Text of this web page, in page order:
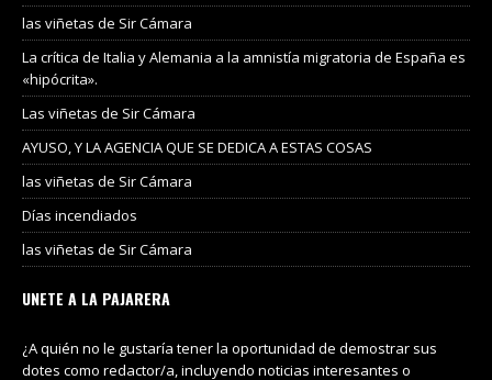
las viñetas de Sir Cámara
La crítica de Italia y Alemania a la amnistía migratoria de España es
«hipócrita».
Las viñetas de Sir Cámara
AYUSO, Y LA AGENCIA QUE SE DEDICA A ESTAS COSAS
las viñetas de Sir Cámara
Días incendiados
las viñetas de Sir Cámara
UNETE A LA PAJARERA
¿A quién no le gustaría tener la oportunidad de demostrar sus
dotes como redactor/a, incluyendo noticias interesantes o